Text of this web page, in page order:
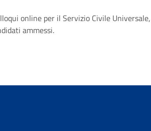
online per il Servizio Civile
ammessi.